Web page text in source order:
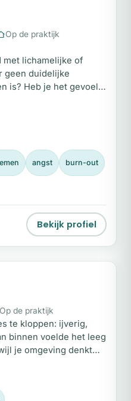
Op de praktijk
met lichamelijke of
geen duidelijke
is? Heb je het gevoel
laten zien dat
bij het ontdekken
hun klachten.
angst burn-out
Bekijk profiel
Op de praktijk
te kloppen: ijverig,
binnen voelde het leeg
je omgeving denkt
om niet langer te
of controle,